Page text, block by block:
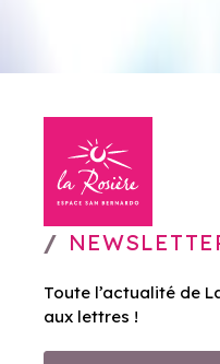
Toute l’actualité de
aux lettres !